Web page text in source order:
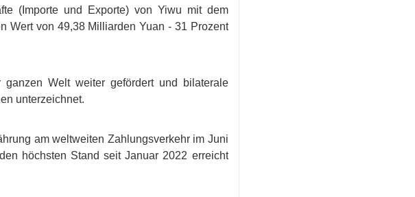
(Importe und Exporte) von Yiwu mit dem
Wert von 49,38 Milliarden Yuan - 31 Prozent
Welt weiter gefördert und bilaterale
unterzeichnet.
am weltweiten Zahlungsverkehr im Juni
höchsten Stand seit Januar 2022 erreicht